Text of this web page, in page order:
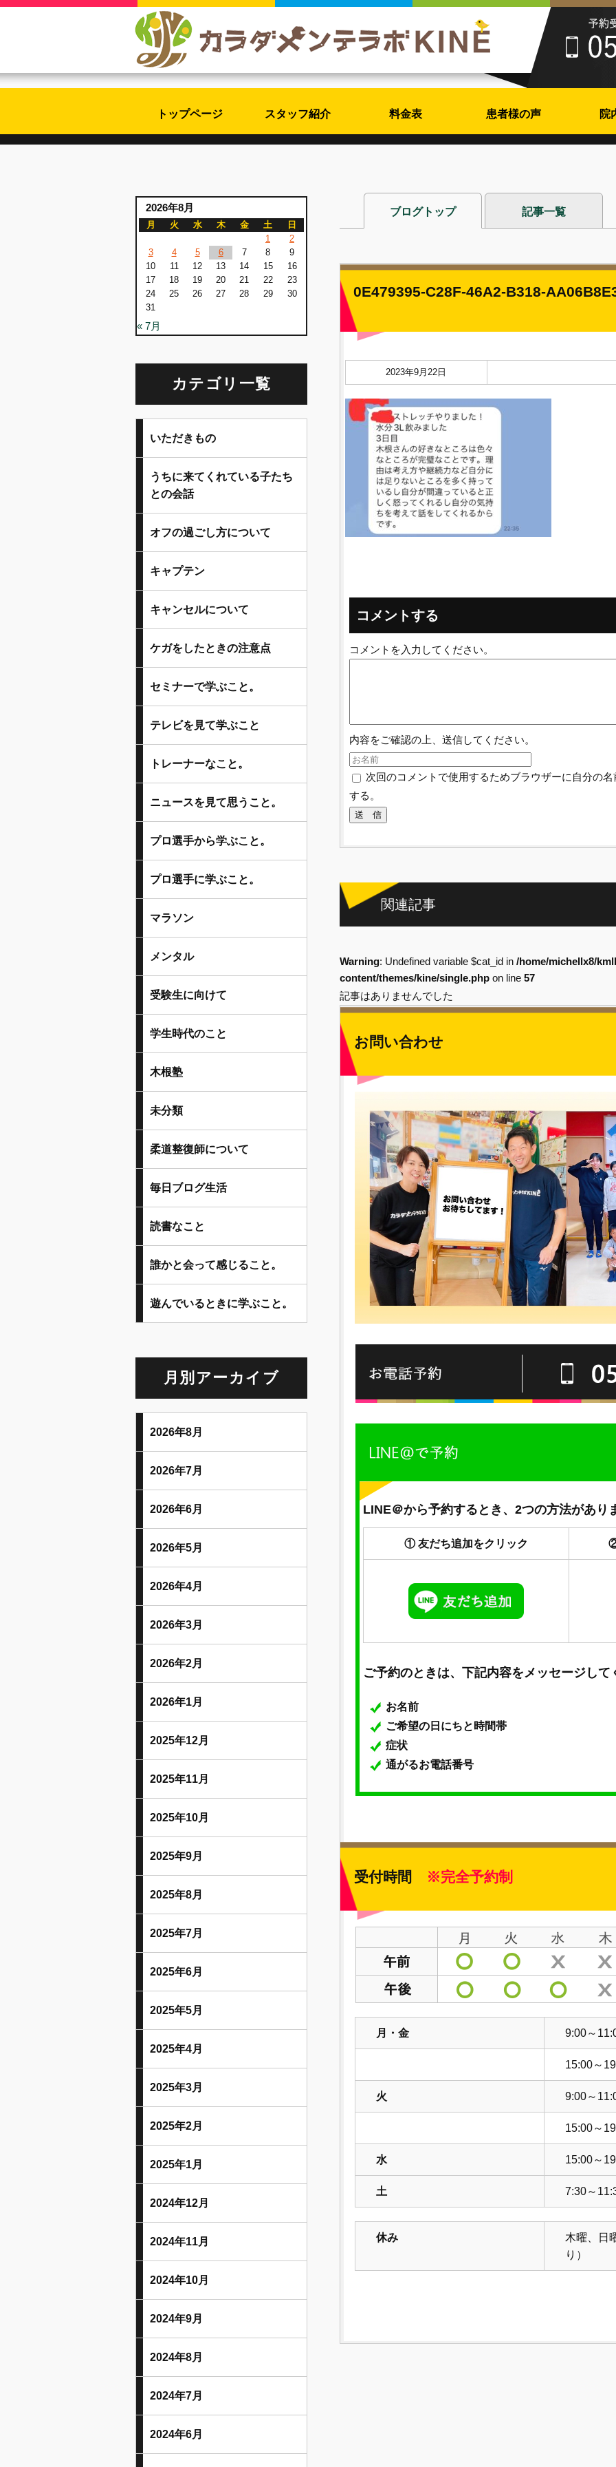
トップページ スタッフ紹介 料金表 患者様の声 院
ブログトップ 記事一覧
0E479395-C28F-46A2-B318-
2023年9月22日
コメントする
コメントを入力してください。
内容をご確認の上、送信してください。
次回のコメントで使用するためブラウザーに自分の
する。
関連記事
Warning: Undefined variable $cat_id in /home/michellx8/
content/themes/kine/single.php on line 57
記事はありませんでした
お問い合わせ
LINE＠から予約するとき、2つの方法があり
① 友だち追加をクリック
ご予約のときは、下記内容をメッセージして
お名前
ご希望の日にちと時間帯
症状
通がるお電話番号
受付時間 ※完全予約制
月・金 9:00～
15:00～
火 9:00～
15:00～
水 15:00～
土 7:30～
休み
木曜、日
り）
2026年8月
月 火 水 木 金 土
日
1
2
3
4 5 6 7 8
9
10
11 12 13 14 15
16
17
18 19 20 21 22
23
24
25 26 27 28 29
30
31
« 7月
カテゴリ一覧
いただきもの
うちに来てくれている子たち
との会話
オフの過ごし方について
キャプテン
キャンセルについて
ケガをしたときの注意点
セミナーで学ぶこと。
テレビを見て学ぶこと
トレーナーなこと。
ニュースを見て思うこと。
プロ選手から学ぶこと。
プロ選手に学ぶこと。
マラソン
メンタル
受験生に向けて
学生時代のこと
木根塾
未分類
柔道整復師について
毎日ブログ生活
読書なこと
誰かと会って感じること。
遊んでいるときに学ぶこと。
月別アーカイブ
2026年8月
2026年7月
2026年6月
2026年5月
2026年4月
2026年3月
2026年2月
2026年1月
2025年12月
2025年11月
2025年10月
2025年9月
2025年8月
2025年7月
2025年6月
2025年5月
2025年4月
2025年3月
2025年2月
2025年1月
2024年12月
2024年11月
2024年10月
2024年9月
2024年8月
2024年7月
2024年6月